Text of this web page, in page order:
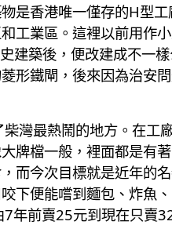
是香港唯一僅存的H型
工業區。這裡以前用作
築後，便改建成不一
形鐵閘，後來因為治安
灣最熱鬧的地方。在
牌檔一般，裡面都是有
而今次目標就是近年的
下便能嚐到麵包、炸魚
年前賣25元到現在只賣